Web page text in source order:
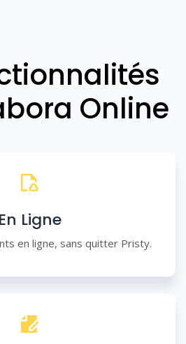
Online
En Ligne
en ligne, sans quitter Pristy.